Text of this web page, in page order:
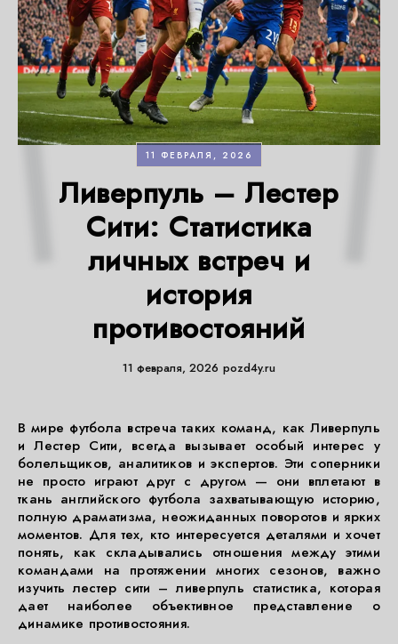
11 ФЕВРАЛЯ, 2026
Ливерпуль – Лестер
Сити: Статистика
личных встреч и
история
противостояний
11 февраля, 2026 pozd4y.ru
В мире футбола встреча таких команд, как Ливерпуль
и Лестер Сити, всегда вызывает особый интерес у
болельщиков, аналитиков и экспертов. Эти соперники
не просто играют друг с другом — они вплетают в
ткань английского футбола захватывающую историю,
полную драматизма, неожиданных поворотов и ярких
моментов. Для тех, кто интересуется деталями и хочет
понять, как складывались отношения между этими
командами на протяжении многих сезонов, важно
изучить лестер сити – ливерпуль статистика, которая
дает наиболее объективное представление о
динамике противостояния.